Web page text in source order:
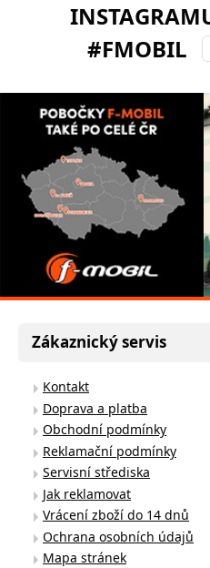
#FMOBIL
Zákaznický servis
Kontakt
Doprava a platba
Obchodní podmínky
Reklamační podmínky
Servisní střediska
Jak reklamovat
Vrácení zboží do 14 dnů
Ochrana osobních údajů
Mapa stránek